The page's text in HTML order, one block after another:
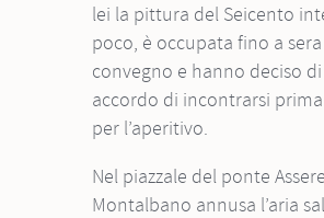
lei la pittura del Seicento
poco, è occupata fino a
convegno e hanno deciso
accordo di incontrarsi
per l’aperitivo.
Nel piazzale del ponte Assereto,
Montalbano annusa l’aria